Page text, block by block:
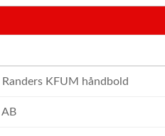
Randers KFUM håndbold
AB